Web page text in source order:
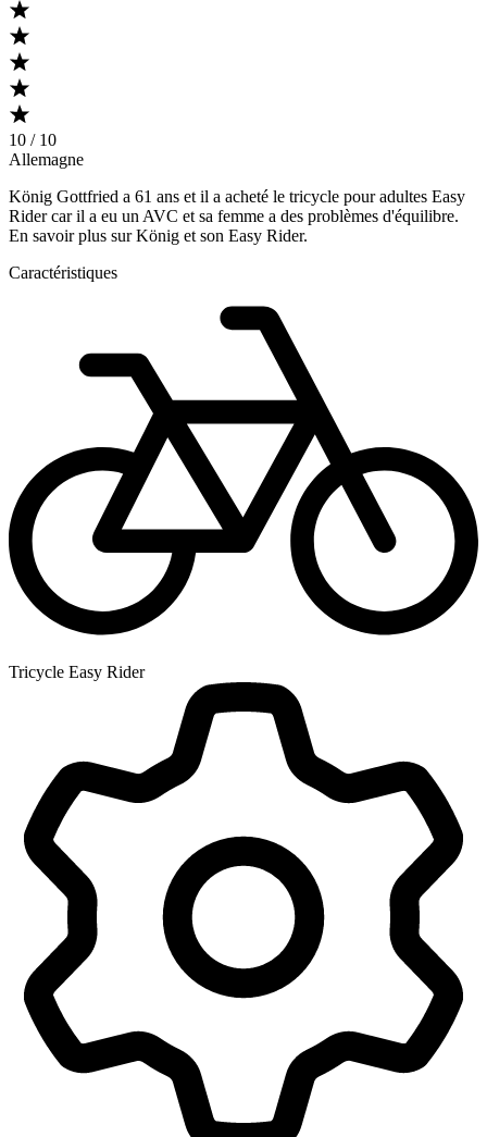
10 / 10
Allemagne
König Gottfried a 61 ans et il a acheté le tricycle pour adultes Easy
Rider car il a eu un AVC et sa femme a des problèmes d'équilibre.
En savoir plus sur König et son Easy Rider.
Caractéristiques
Tricycle Easy Rider